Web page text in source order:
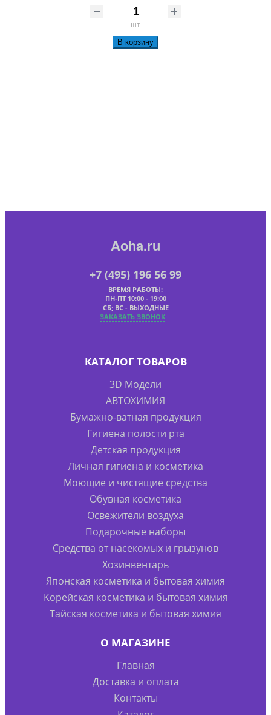
шт
В корзину
Aoha.ru
+7 (495) 196 56 99
ВРЕМЯ РАБОТЫ:
ПН-ПТ 10:00 - 19:00
СБ; ВС - ВЫХОДНЫЕ
ЗАКАЗАТЬ ЗВОНОК
КАТАЛОГ ТОВАРОВ
3D Модели
АВТОХИМИЯ
Бумажно-ватная продукция
Гигиена полости рта
Детская продукция
Личная гигиена и косметика
Моющие и чистящие средства
Обувная косметика
Освежители воздуха
Подарочные наборы
Средства от насекомых и грызунов
Хозинвентарь
Японская косметика и бытовая химия
Корейская косметика и бытовая химия
Тайская косметика и бытовая химия
О МАГАЗИНЕ
Главная
Доставка и оплата
Контакты